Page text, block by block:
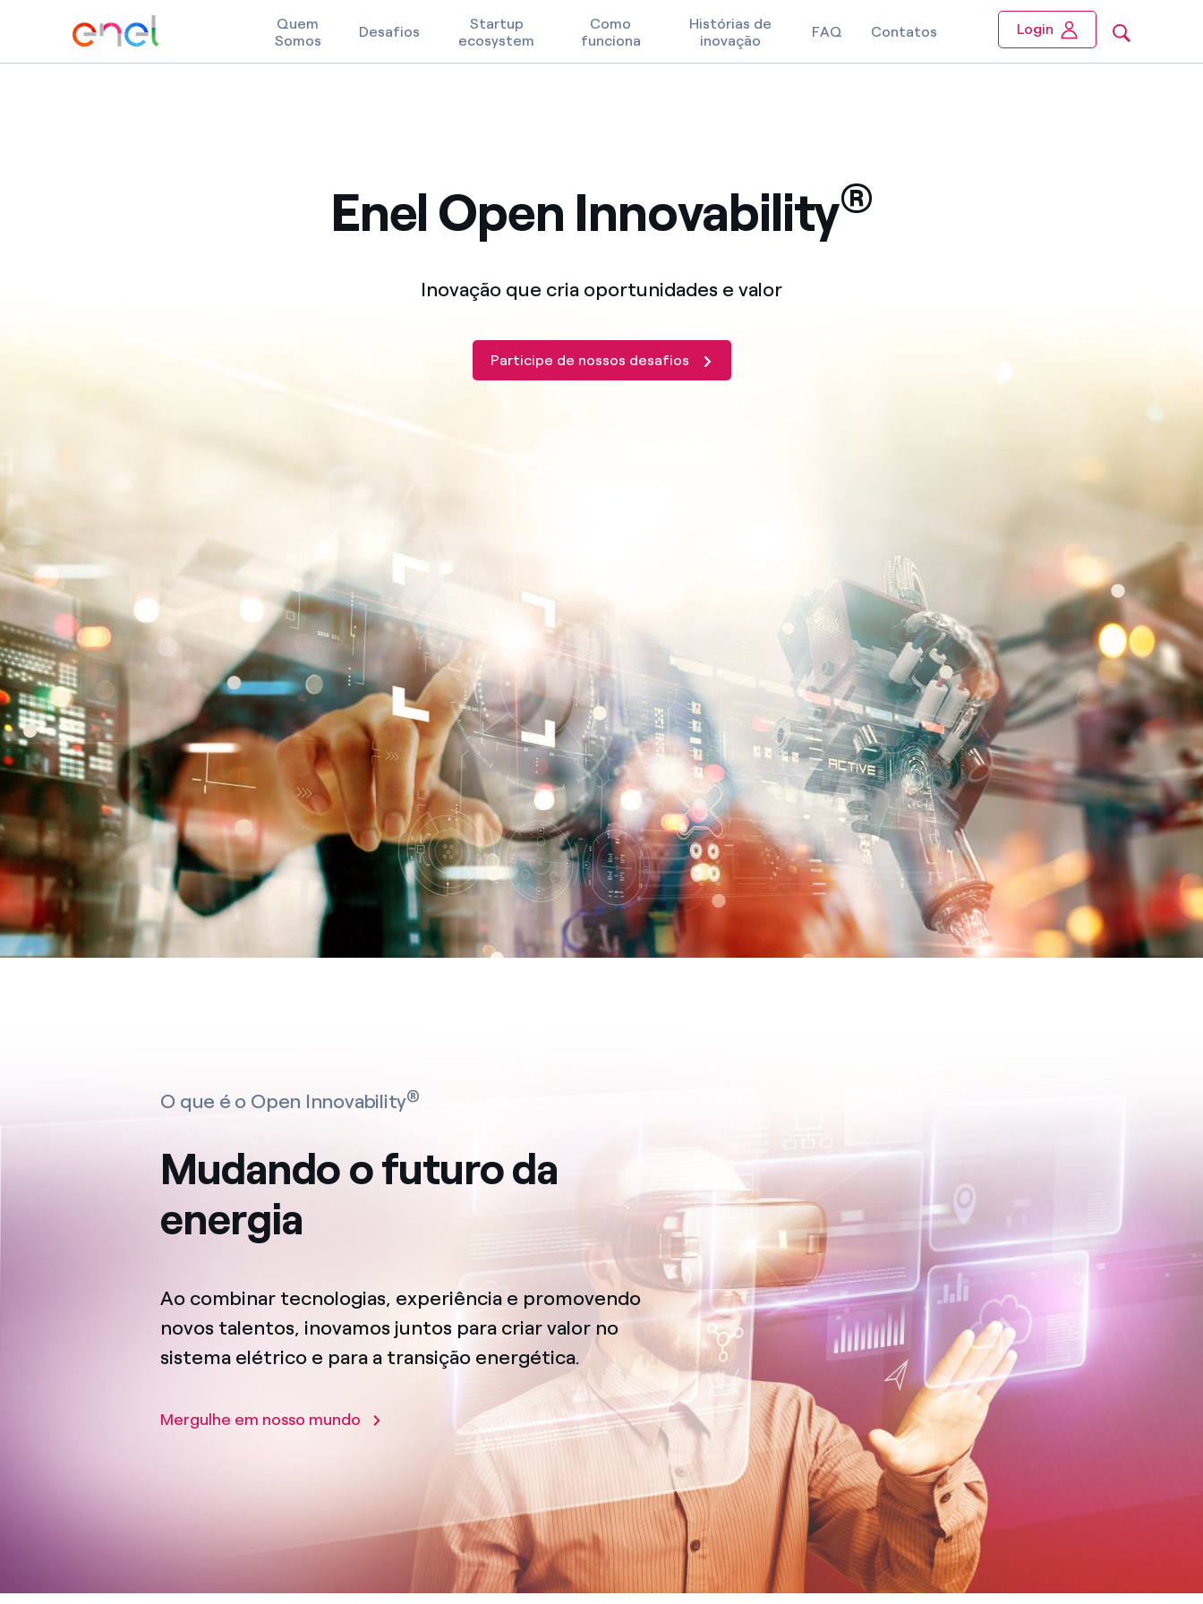
Skip to content
Quem
Somos
Desafios
Startup
ecosystem
Como
funciona
Histórias de
inovação
FAQ Contatos Login
FAQ
Enel Open Innovability®
Inovação que cria oportunidades e valor
Participe de nossos desafios
O que é o Open Innovability®
Mudando o futuro da
energia
Ao combinar tecnologias, experiência e promovendo
novos talentos, inovamos juntos para criar valor no
sistema elétrico e para a transição energética.
Mergulhe em nosso mundo